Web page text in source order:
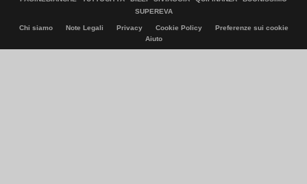
SUPEREVA
Chi siamo Note Legali Privacy Cookie Policy
Preferenze sui cookie
Aiuto